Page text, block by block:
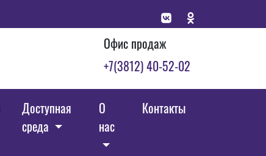
Офис продаж
+7(3812) 40-52-02
Доступная
среда
О
нас
Контакты